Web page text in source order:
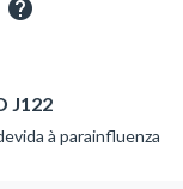
J122
à parainfluenza